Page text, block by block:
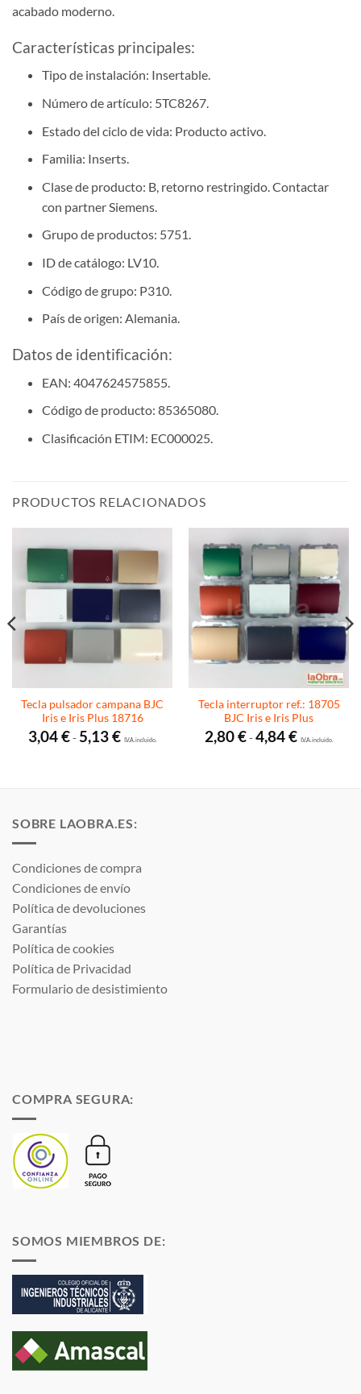
acabado moderno.
Características principales:
Tipo de instalación: Insertable.
Número de artículo: 5TC8267.
Estado del ciclo de vida: Producto activo.
Familia: Inserts.
Clase de producto: B, retorno restringido. Contactar
con partner Siemens.
Grupo de productos: 5751.
ID de catálogo: LV10.
Código de grupo: P310.
País de origen: Alemania.
Datos de identificación:
EAN: 4047624575855.
Código de producto: 85365080.
Clasificación ETIM: EC000025.
PRODUCTOS RELACIONADOS
Tecla pulsador campana BJC
Iris e Iris Plus 18716
3,04€- 5,13€Rango
de
I.V.A. incluido.
Tecla interruptor ref.: 18705
BJC Iris e Iris Plus
2,80€-4,84€Rango
de
I.V.A. incluido.
SOBRE LAOBRA.ES:
Condiciones de compra
Condiciones de envío
Política de devoluciones
Garantías
Política de cookies
Política de Privacidad
Formulario de desistimiento
COMPRA SEGURA:
SOMOS MIEMBROS DE: